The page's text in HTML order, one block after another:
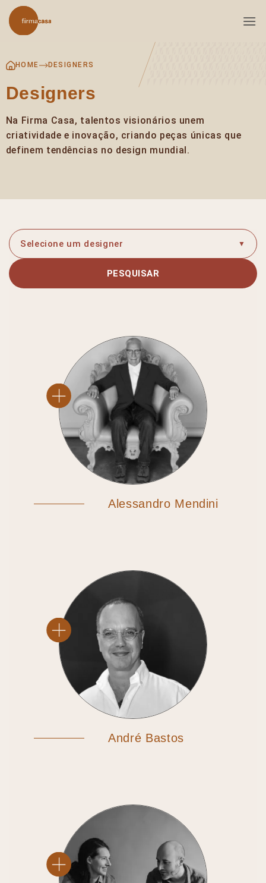
Skip
to
content
Designers
Na Firma Casa, talentos visionários unem
criatividade e inovação, criando peças únicas que
definem tendências no design mundial.
HOME DESIGNERS
Selecione um designer
PESQUISAR
Alessandro Mendini
André Bastos